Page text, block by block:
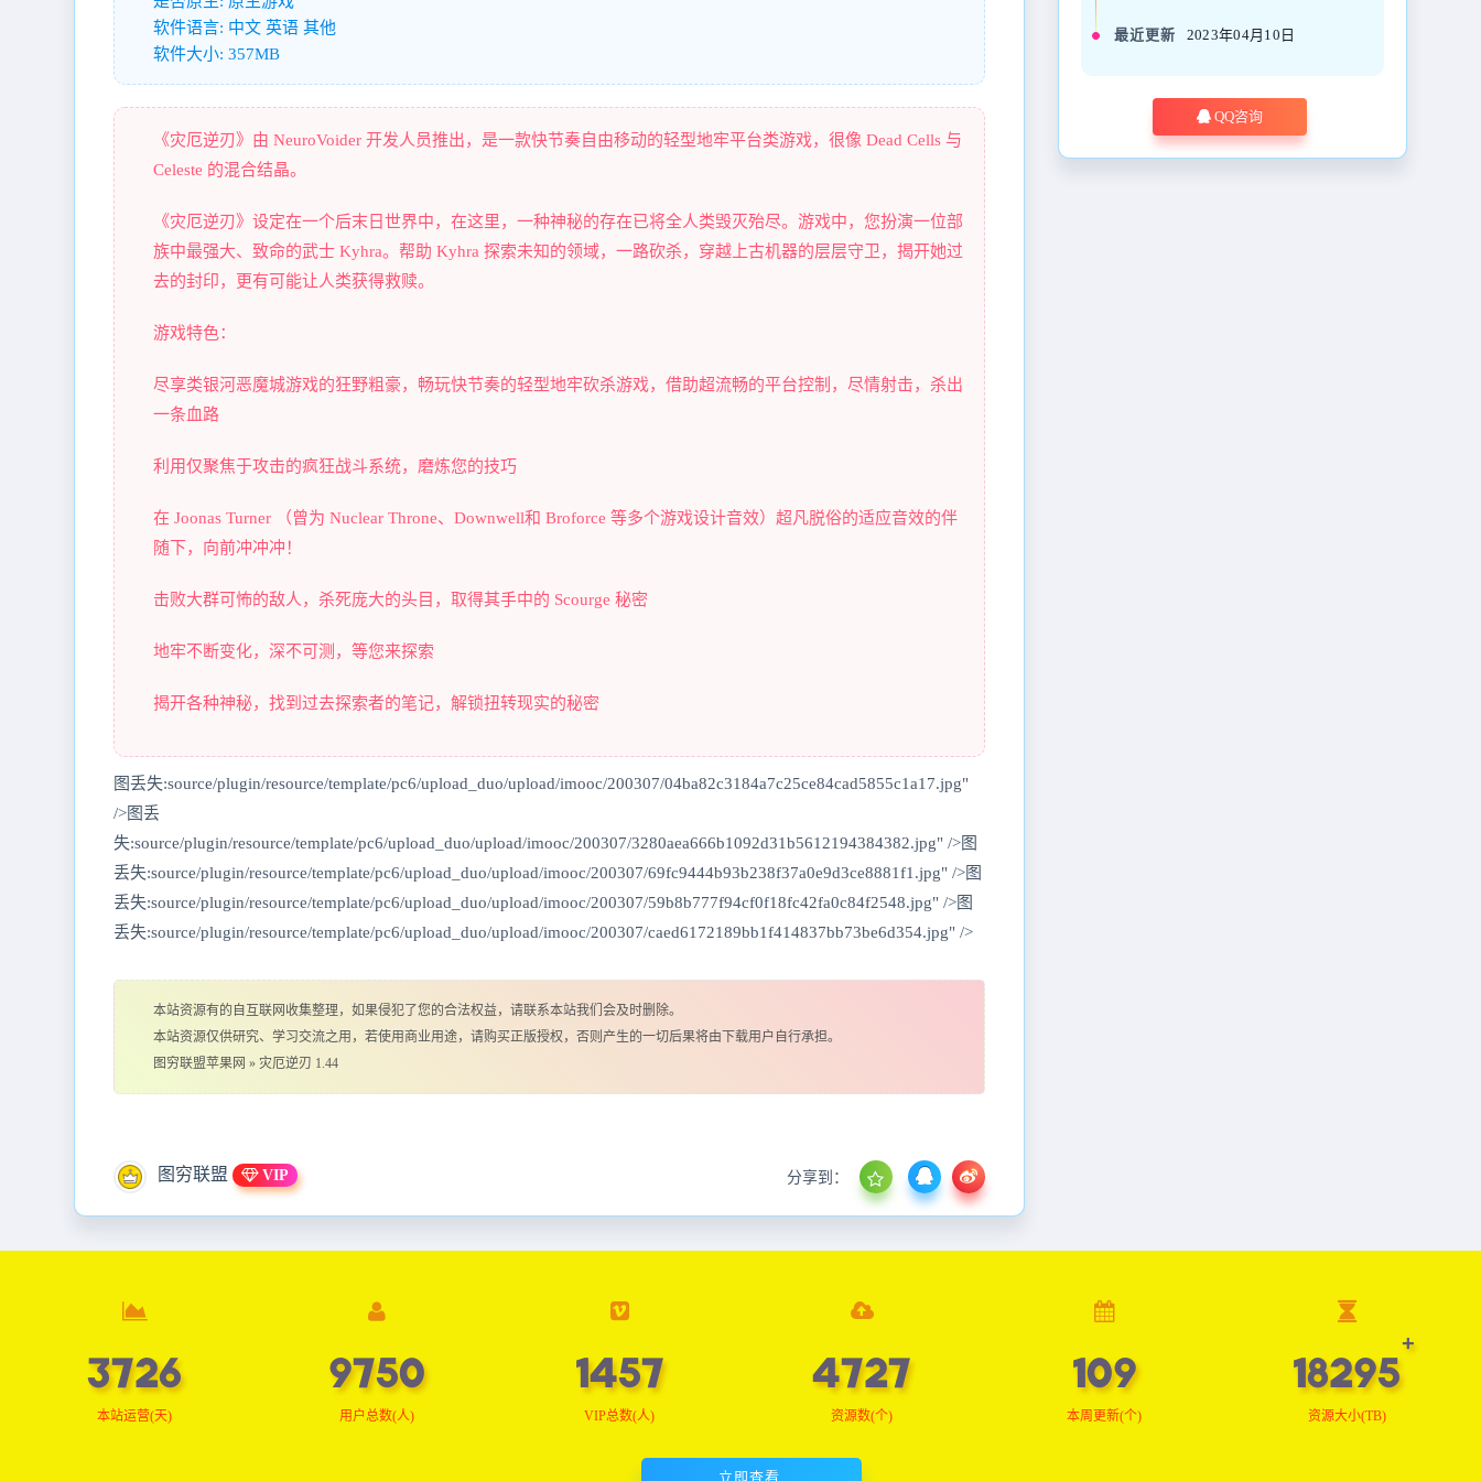
软件语言: 中文 英语 其他
软件大小: 357MB
《灾厄逆刃》由 NeuroVoider 开发人员推出，是一款快节奏自由移动的轻型地牢平台类游戏，很像 Dead Cells 与
Celeste 的混合结晶。
《灾厄逆刃》设定在一个后末日世界中，在这里，一种神秘的存在已将全人类毁灭殆尽。游戏中，您扮演一位部
族中最强大、致命的武士 Kyhra。帮助 Kyhra 探索未知的领域，一路砍杀，穿越上古机器的层层守卫，揭开她过
去的封印，更有可能让人类获得救赎。
游戏特色：
尽享类银河恶魔城游戏的狂野粗豪，畅玩快节奏的轻型地牢砍杀游戏，借助超流畅的平台控制，尽情射击，杀出
一条血路
利用仅聚焦于攻击的疯狂战斗系统，磨炼您的技巧
在 Joonas Turner （曾为 Nuclear Throne、Downwell和 Broforce 等多个游戏设计音效）超凡脱俗的适应音效的伴
随下，向前冲冲冲！
击败大群可怖的敌人，杀死庞大的头目，取得其手中的 Scourge 秘密
地牢不断变化，深不可测，等您来探索
揭开各种神秘，找到过去探索者的笔记，解锁扭转现实的秘密
图丢失:source/plugin/resource/template/pc6/upload_duo/upload/imooc/200307/04ba82c3184a7c25ce84cad5855c1a17.jpg"
/>图丢
失:source/plugin/resource/template/pc6/upload_duo/upload/imooc/200307/3280aea666b1092d31b5612194384382.jpg" />图
丢失:source/plugin/resource/template/pc6/upload_duo/upload/imooc/200307/69fc9444b93b238f37a0e9d3ce8881f1.jpg" />图
丢失:source/plugin/resource/template/pc6/upload_duo/upload/imooc/200307/59b8b777f94cf0f18fc42fa0c84f2548.jpg" />图
丢失:source/plugin/resource/template/pc6/upload_duo/upload/imooc/200307/caed6172189bb1f414837bb73be6d354.jpg" />
本站资源有的自互联网收集整理，如果侵犯了您的合法权益，请联系本站我们会及时删除。
本站资源仅供研究、学习交流之用，若使用商业用途，请购买正版授权，否则产生的一切后果将由下载用户自行承担。
图穷联盟苹果网 » 灾厄逆刃 1.44
图穷联盟 VIP 分享到：
最近更新 2023年04月10日
QQ咨询
3752
本站运营(天)
9817
用户总数(人)
1467
VIP总数(人)
4760
资源数(个)
110
本周更新(个)
18422
资源大小(TB)
立即查看